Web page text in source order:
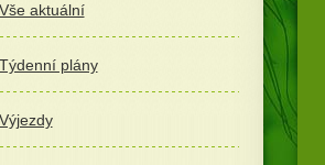
Vše aktuální
Týdenní plány
Výjezdy